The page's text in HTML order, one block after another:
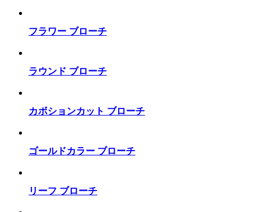
フラワー ブローチ
ラウンド ブローチ
カボションカット ブローチ
ゴールドカラー ブローチ
リーフ ブローチ